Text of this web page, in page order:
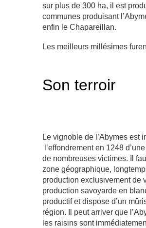
sur plus de 300 ha, il est
communes produisant
enfin le Chapareillan.
Les meilleurs millésimes
Son terroir
Le vignoble de l’Abymes est
l’effondrement en 1248
de nombreuses victimes. Il
zone géographique,
production exclusivement de
production savoyarde en
productif et dispose d’un
région.
Il peut arriver que
les raisins sont